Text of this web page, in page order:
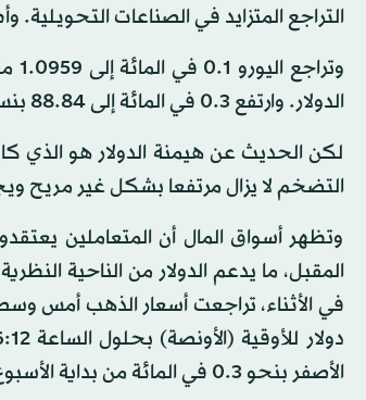
التراجع المتزايد في الصناعات
الدولار. وارتفع 0.3 في المائة إلى 88.84 بنس مقابل الجنيه الإسترليني.
لكن الحديث عن هيمنة الدولار هو الذي
التضخم لا يزال مرتفعا بشكل غير مريح
وتظهر أسواق المال أن المتعاملين
المقبل، ما يدعم الدولار من الناحية
الأصفر بنحو 0.3 في المائة من بداية الأسبوع.